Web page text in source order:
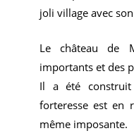
joli village avec
Le château de
importants et des
Il a été
forteresse est en
même imposante.